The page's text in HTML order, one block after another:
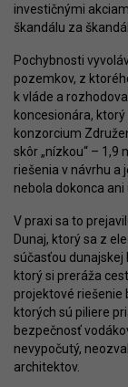
investičnými
škandálu za
Pochybnosti
pozemkov, z
k vláde a
koncesionára,
konzorcium
skôr „nízkou“ – 1,9
riešenia v návrhu a
nebola dokonca ani
V praxi sa to
Dunaj, ktorý sa z
súčasťou dunajskej
ktorý si preráža
projektové riešenie
ktorých sú piliere
bezpečnosť
nevypočutý,
architektov.